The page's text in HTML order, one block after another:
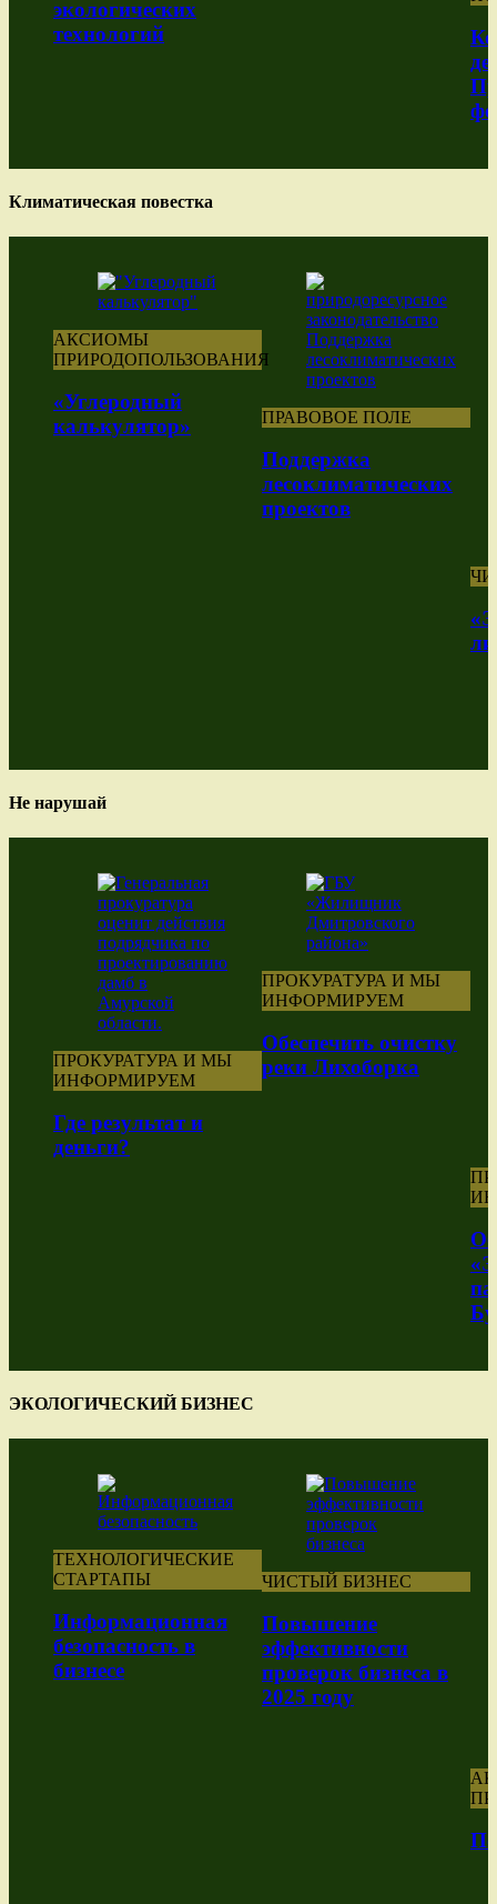
экологических
технологий
Климатическая повестка
АКСИОМЫ
ПРИРОДОПОЛЬЗОВАНИЯ
«Углеродный
калькулятор»
ПРАВОВОЕ ПОЛЕ
Поддержка
лесоклиматических
проектов
Не нарушай
ПРОКУРАТУРА И МЫ
ИНФОРМИРУЕМ
Где результат и
деньги?
ПРОКУРАТУРА И МЫ
ИНФОРМИРУЕМ
Обеспечить очистку
реки Лихоборка
ЭКОЛОГИЧЕСКИЙ БИЗНЕС
ТЕХНОЛОГИЧЕСКИЕ
СТАРТАПЫ
Информационная
безопасность в
бизнесе
ЧИСТЫЙ БИЗНЕС
Повышение
эффективности
проверок бизнеса в
2025 году